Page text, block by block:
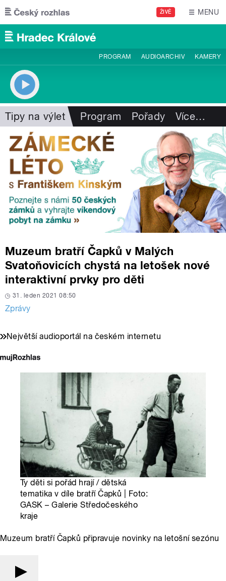
Přejít k hlavnímu obsahu
ŽIVĚ MENU
PROGRAM AUDIOARCHIV KAMERY
Tipy na výlet Program Pořady Více…
Muzeum bratří Čapků v Malých
Svatoňovicích chystá na letošek nové
interaktivní prvky pro děti
31. leden 2021 08:50
Zprávy
Největší audioportál na českém internetu
Ty děti si pořád hrají / dětská
tematika v díle bratří Čapků | Foto:
GASK – Galerie Středočeského
kraje
Muzeum bratří Čapků připravuje novinky na letošní sezónu